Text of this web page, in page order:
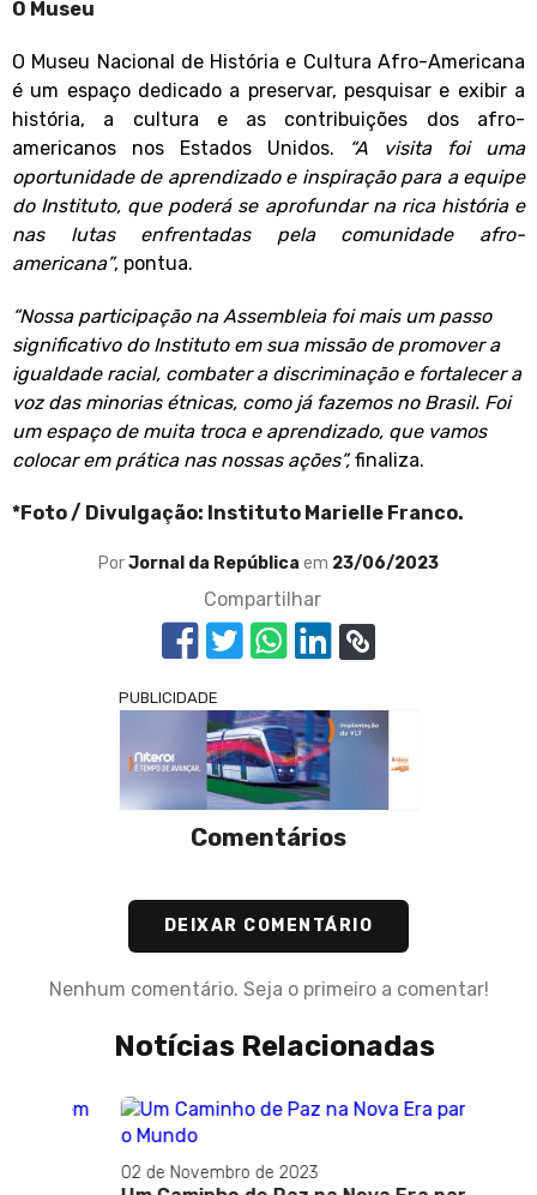
O Museu
O Museu Nacional de História e Cultura Afro-Americana
é um espaço dedicado a preservar, pesquisar e exibir a
história, a cultura e as contribuições dos afro-
americanos nos Estados Unidos.
“A visita foi uma
oportunidade de aprendizado e inspiração para a equipe
do Instituto, que poderá se aprofundar na rica história e
nas lutas enfrentadas pela comunidade afro-
americana”, pontua.
“Nossa participação na Assembleia foi mais um passo
significativo do Instituto em sua missão de promover a
igualdade racial, combater a discriminação e fortalecer a
voz das minorias étnicas, como já fazemos no Brasil. Foi
um espaço de muita troca e aprendizado, que vamos
colocar em prática nas nossas ações”,finaliza.
*Foto / Divulgação: Instituto Marielle Franco.
PorJornal da República em 23/06/2023
Compartilhar
PUBLICIDADE
Comentários
DEIXAR COMENTÁRIO
Nenhum comentário. Seja o primeiro a comentar!
Notícias Relacionadas
02 de Novembro de 2023